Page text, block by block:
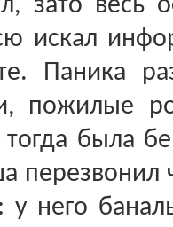
зато весь
искал
Паника
пожилые
была
него